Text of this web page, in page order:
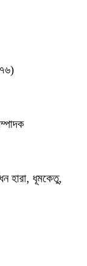
হারা, ধূমকেতু,